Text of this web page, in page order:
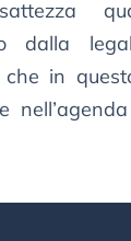
dalla
in